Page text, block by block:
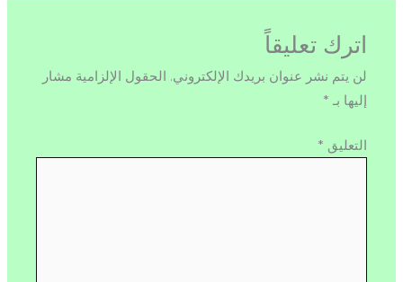
اترك تعليقاً
لن يتم نشر عنوان بريدك الإلكتروني. الحقول الإلزامية مشار
إليها بـ *
التعليق *